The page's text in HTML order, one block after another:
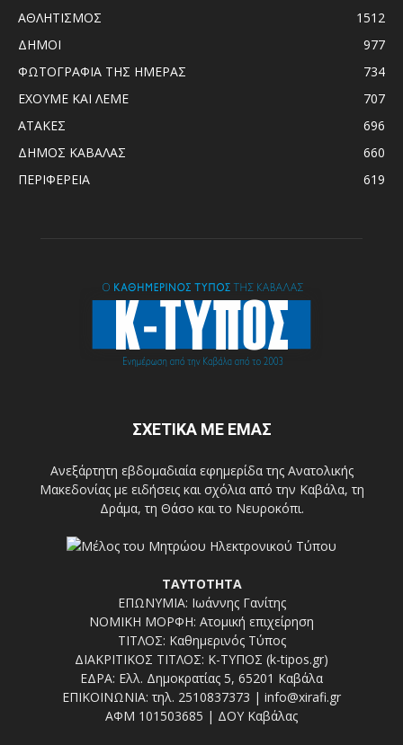
ΑΘΛΗΤΙΣΜΟΣ
1512
ΔΗΜΟΙ
977
ΦΩΤΟΓΡΑΦΙΑ ΤΗΣ ΗΜΕΡΑΣ
734
ΕΧΟΥΜΕ ΚΑΙ ΛΕΜΕ
707
ΑΤΑΚΕΣ
696
ΔΗΜΟΣ ΚΑΒΑΛΑΣ
660
ΠΕΡΙΦΕΡΕΙΑ
619
ΣΧΕΤΙΚΑ ΜΕ ΕΜΑΣ
Ανεξάρτητη εβδομαδιαία εφημερίδα της Ανατολικής
Μακεδονίας με ειδήσεις και σχόλια από την Καβάλα, τη
Δράμα, τη Θάσο και το Νευροκόπι.
ΤΑΥΤΟΤΗΤΑ
ΕΠΩΝΥΜΙΑ: Ιωάννης Γανίτης
ΝΟΜΙΚΗ ΜΟΡΦΗ: Ατομική επιχείρηση
ΤΙΤΛΟΣ: Καθημερινός Τύπος
ΔΙΑΚΡΙΤΙΚΟΣ ΤΙΤΛΟΣ: Κ-ΤΥΠΟΣ (k-tipos.gr)
ΕΔΡΑ: Ελλ. Δημοκρατίας 5, 65201 Καβάλα
ΕΠΙΚΟΙΝΩΝΙΑ: τηλ. 2510837373 | info@xirafi.gr
ΑΦΜ 101503685 | ΔΟΥ Καβάλας